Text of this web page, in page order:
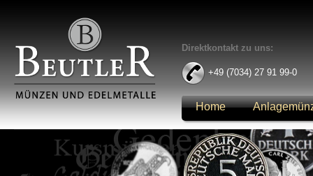
Direktkontakt zu uns:
+49 (7034) 27 91 99-0
Home
Anmelden